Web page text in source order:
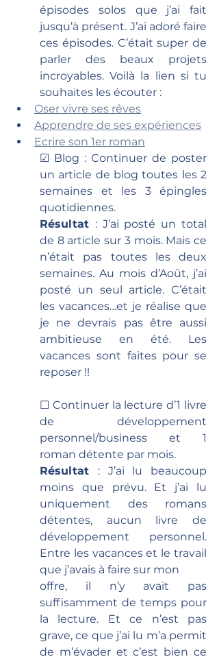
épisodes solos que j’ai fait
jusqu’à présent. J’ai adoré faire
ces épisodes. C’était super de
parler des beaux projets
incroyables. Voilà la lien si tu
souhaites les écouter :
Oser vivre ses rêves
Apprendre de ses expériences
Ecrire son 1er roman
☑ Blog : Continuer de poster
un article de blog toutes les 2
semaines et les 3 épingles
quotidiennes.
Résultat : J’ai posté un total
de 8 article sur 3 mois. Mais ce
n’était pas toutes les deux
semaines. Au mois d’Août, j’ai
posté un seul article. C’était
les vacances…et je réalise que
je ne devrais pas être aussi
ambitieuse en été. Les
vacances sont faites pour se
reposer !!
☐ Continuer la lecture d’1 livre
de développement
personnel/business et 1
roman détente par mois.
Résultat : J’ai lu beaucoup
moins que prévu. Et j’ai lu
uniquement des romans
détentes, aucun livre de
développement personnel.
Entre les vacances et le travail
que j’avais à faire sur mon
offre, il n’y avait pas
suffisamment de temps pour
la lecture. Et ce n’est pas
grave, ce que j’ai lu m’a permit
de m’évader et c’est bien ce